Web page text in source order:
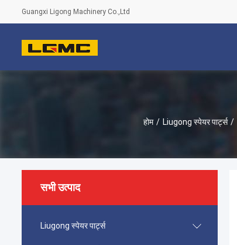
Guangxi Ligong Machinery Co.,Ltd
होम / Liugong स्पेयर पार्ट्स /
सभी उत्पाद
Liugong स्पेयर पार्ट्स